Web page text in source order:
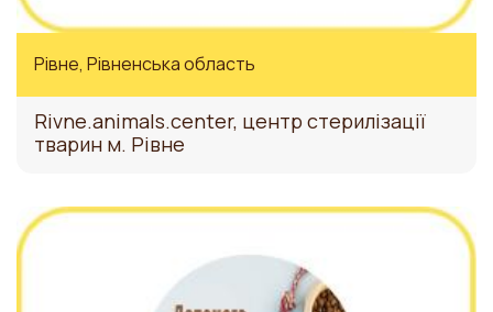
Рівне, Рівненська область
Rivne.animals.center, центр стерилізації
тварин м. Рівне